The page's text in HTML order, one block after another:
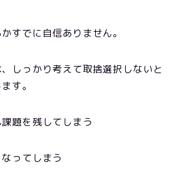
すでに自信ありません。
しっかり考えて取捨選択しないと
す。
題を残してしまう
ってしまう